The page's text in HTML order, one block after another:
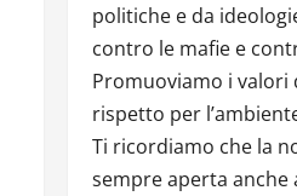
politiche e da
contro le mafie e
Promuoviamo i valori
rispetto per
Ti ricordiamo che la
sempre aperta anche